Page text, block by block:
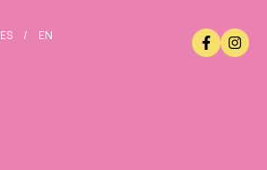
ES / EN